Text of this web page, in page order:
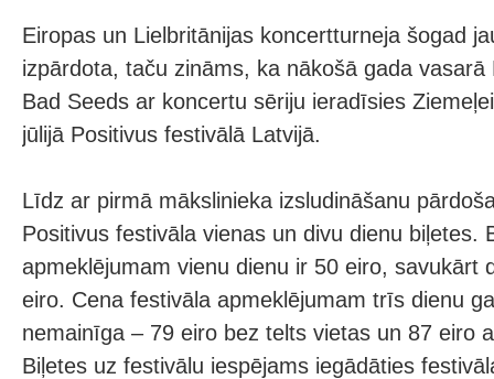
Eiropas un Lielbritānijas koncertturneja šogad
izpārdota, taču zināms, ka nākošā gada vasarā
Bad Seeds ar koncertu sēriju ieradīsies
jūlijā Positivus festivālā Latvijā.
Līdz ar pirmā mākslinieka izsludināšanu
Positivus festivāla vienas un divu dienu biļetes.
apmeklējumam vienu dienu ir 50 eiro, savukārt
eiro. Cena festivāla apmeklējumam trīs dienu
nemainīga – 79 eiro bez telts vietas un 87 eiro
Biļetes uz festivālu iespējams iegādāties